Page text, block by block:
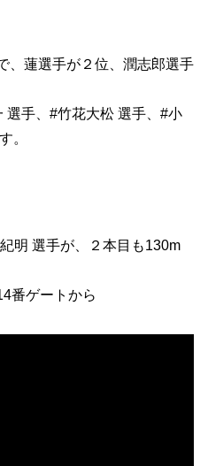
、蓮選手が２位、潤志郎選手
選手、#竹花大松 選手、#小
。
明 選手が、２本目も130m
番ゲートから